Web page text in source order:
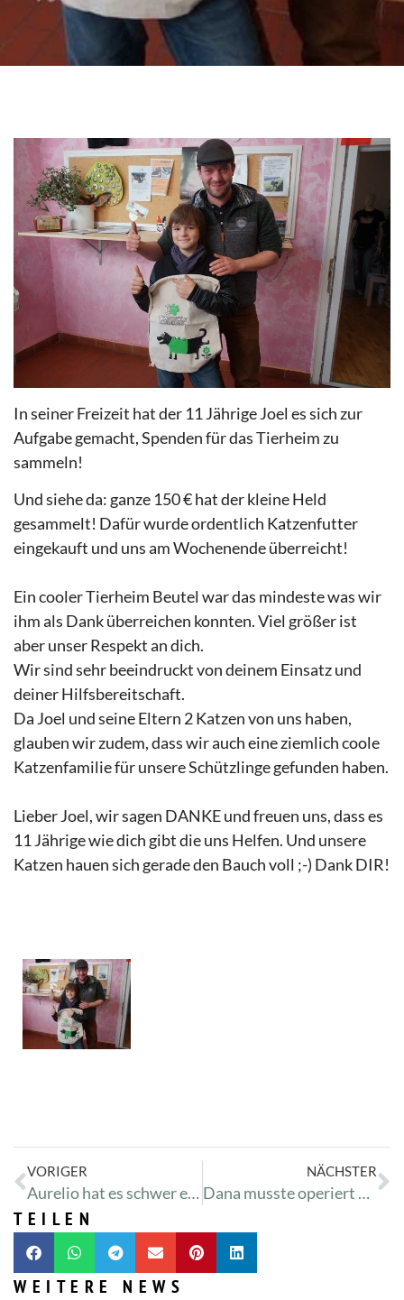
In seiner Freizeit hat der 11 Jährige Joel es sich zur
Aufgabe gemacht, Spenden für das Tierheim zu
sammeln!
Und siehe da: ganze 150 € hat der kleine Held
gesammelt! Dafür wurde ordentlich Katzenfutter
eingekauft und uns am Wochenende überreicht!
Ein cooler Tierheim Beutel war das mindeste was wir
ihm als Dank überreichen konnten. Viel größer ist
aber unser Respekt an dich.
Wir sind sehr beeindruckt von deinem Einsatz und
deiner Hilfsbereitschaft.
Da Joel und seine Eltern 2 Katzen von uns haben,
glauben wir zudem, dass wir auch eine ziemlich coole
Katzenfamilie für unsere Schützlinge gefunden haben.
Lieber Joel, wir sagen DANKE und freuen uns, dass es
11 Jährige wie dich gibt die uns Helfen. Und unsere
Katzen hauen sich gerade den Bauch voll ;-) Dank DIR!
VORIGER
Aurelio hat es schwer erwischt
NÄCHSTER
Dana musste operiert werden
TEILEN
WEITERE NEWS